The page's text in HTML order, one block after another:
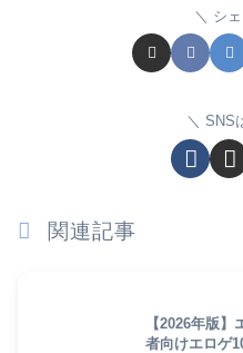
シ
SNS
関連記事
【2026年版
者向けエロゲ